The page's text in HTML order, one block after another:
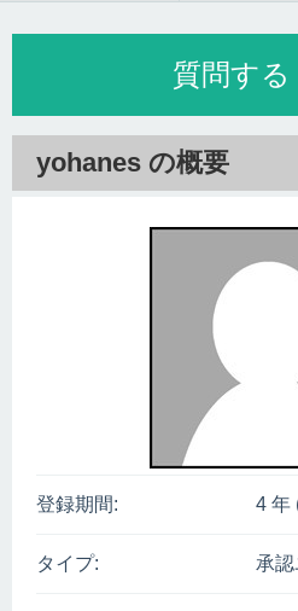
質問する
yohanes の概要
登録期間: 4 年
タイプ: 承